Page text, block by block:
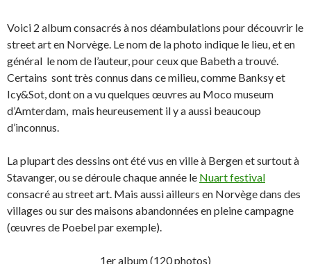
Voici 2 album consacrés à nos déambulations pour découvrir le
street art en Norvège. Le nom de la photo indique le lieu, et en
général le nom de l’auteur, pour ceux que Babeth a trouvé.
Certains sont très connus dans ce milieu, comme Banksy et
Icy&Sot, dont on a vu quelques œuvres au Moco museum
d’Amterdam, mais heureusement il y a aussi beaucoup
d’inconnus.
La plupart des dessins ont été vus en ville à Bergen et surtout à
Stavanger, ou se déroule chaque année le Nuart festival
consacré au street art. Mais aussi ailleurs en Norvège dans des
villages ou sur des maisons abandonnées en pleine campagne
(œuvres de Poebel par exemple).
1er album (120 photos)